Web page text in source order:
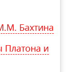
Бахтина
Платона и